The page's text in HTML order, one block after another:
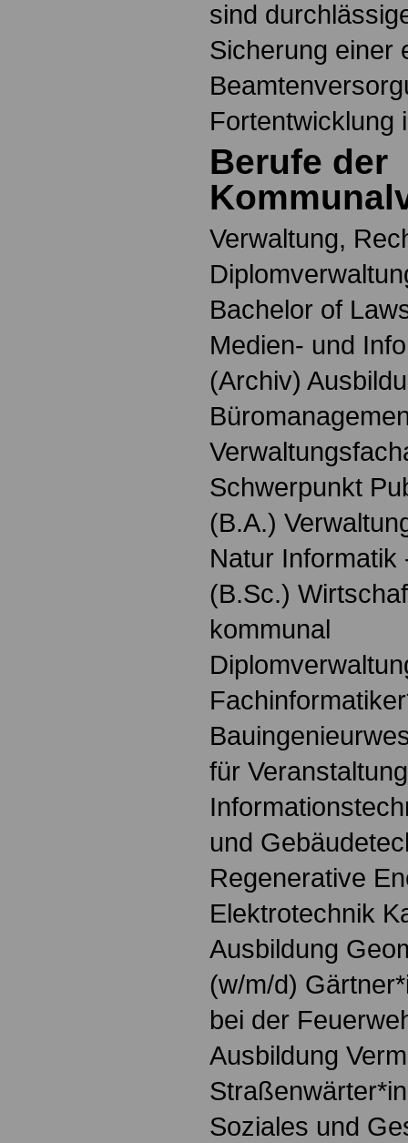
sind
Sicherung einer
Fortentwicklung
Berufe der
Verwaltung,
Bachelor of
Medien- und
(Archiv)
Schwerpunkt
(B.A.)
Natur Informatik
(B.Sc.)
kommunal
für
und
Regenerative
Elektrotechnik
Ausbildung
(w/m/d)
bei der
Ausbildung
Soziales und